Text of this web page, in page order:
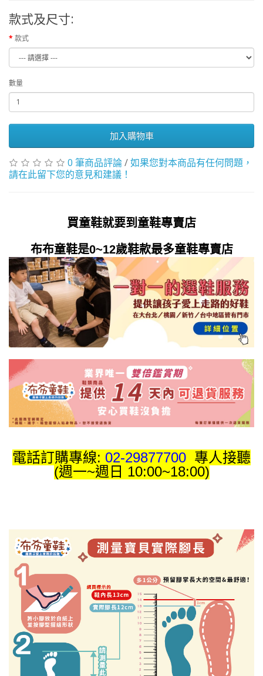
款式及尺寸:
款式
數量
加入購物車
0 筆商品評論/如果您對本商品有任何問題，
請在此留下您的意見和建議！
買童鞋就要到童鞋專賣店
布布童鞋是0~12歲鞋款最多童鞋專賣店
電話訂購專線: 02-29877700 專人接聽
(週一~週日 10:00~18:00)